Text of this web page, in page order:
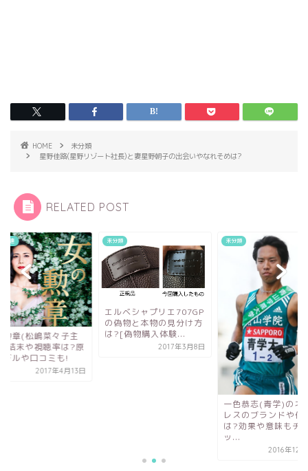
HOME
未分類
星野佳路(星野リゾート社長)と妻星野朝子の出会いやなれそめは?
RELATED POST
未分類
エルベシャプリエ707GP
の偽物と本物の見分け方
は?[偽物購入体験...
2017年3月8日
一色恭志(青学)のネック
テレビ関連
女の勲章(松嶋
演)の結末や視
作モデルや口